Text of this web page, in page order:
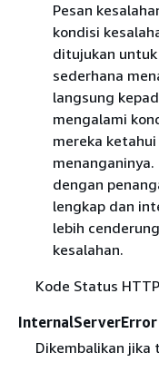
Pesan
kondisi
ditujukan
sederhana
langsung
mengalami
mereka
dengan
lengkap dan
lebih
kesalahan.
Kode Status
InternalServerError
Dikembalikan jika